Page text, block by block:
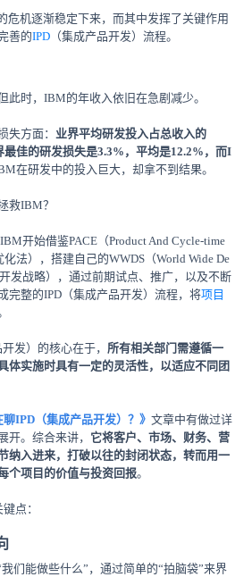
危机逐渐稳定下来，而其中发挥了关键作用
善的IPD （集成产品开发）流程。
此时，IBM的年收入依旧在急剧减少。
失方面： 业界平均研发投入占总收入的
佳的研发损失是3.3%，平均是12.2%，而I
在研发中的投入巨大，却拿不到结果。
救IBM？
开始借鉴PACE（Product And Cycle-time
法），搭建自己的WWDS（World Wide De
发战略），通过前期试点、推广，以及不断
完整的IPD（集成产品开发）流程，将项目
发）的核心在于， 所有相关部门需遵循一
体实施时具有一定的灵活性，以适应不同团
聊IPD（集成产品开发）？》 文章中有做过详
开。综合来讲， 它将客户、市场、财务、营
纳入进来，打破以往的封闭状态，转而用一
个项目的价值与投资回报。
点：
们能做些什么”，通过简单的“拍脑袋”来界